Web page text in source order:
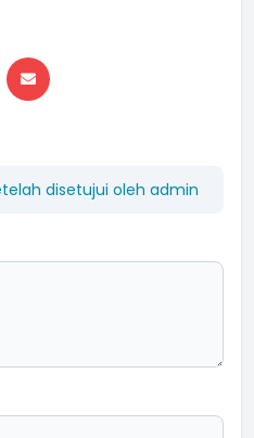
disetujui oleh admin